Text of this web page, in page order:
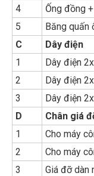
4
Ống đồng
5
Băng quấn
C
Dây điện
1
Dây điện
2
Dây điện
3
Dây điện
D
Chân giá
1
Cho máy
2
Cho máy
3
Giá đỡ dàn